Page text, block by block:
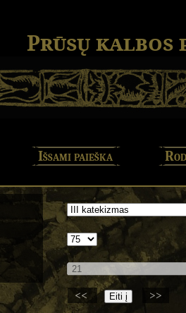
Prūsų kalbos
Išsami paieška
<<
>>